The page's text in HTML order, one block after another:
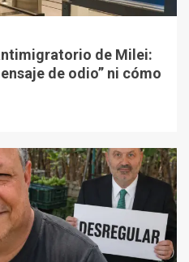
de Milei:
de odio” ni cómo